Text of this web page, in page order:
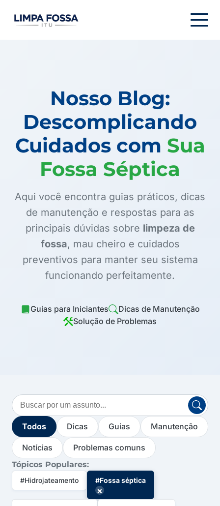
Nosso Blog:
Descomplicando
Cuidados com Sua
Fossa Séptica
Aqui você encontra guias práticos, dicas
de manutenção e respostas para as
principais dúvidas sobre limpeza de
fossa, mau cheiro e cuidados
preventivos para manter seu sistema
funcionando perfeitamente.
Guias para Iniciantes
Dicas de Manutenção
Solução de Problemas
Buscar
no
blogTodos Dicas Guias Manutenção
Notícias Problemas comuns
Tópicos Populares:
#Hidrojateamento #Fossa séptica
×